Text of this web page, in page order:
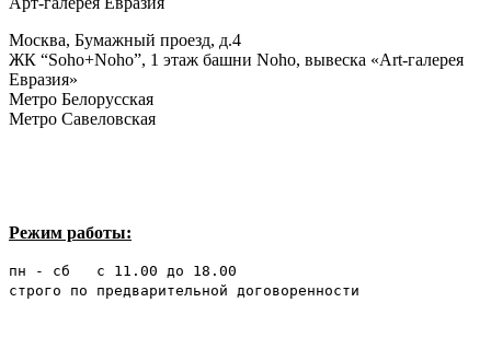
Москва, Бумажный проезд, д.4
ЖК “Soho+Noho”, 1 этаж башни Noho, вывеска «Art-галерея
Евразия»
Метро Белорусская
Метро Савеловская
Режим работы:
пн - сб с 11.00 до 18.00
строго по предварительной договоренности